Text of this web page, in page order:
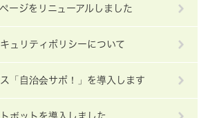
ージをリニューアルしました
ュリティポリシーについて
「自治会サポ！」を導入します
ボットを導入しました